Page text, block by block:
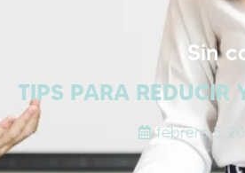
Sin
TIPS PARA REDUCIR
febrero 5,